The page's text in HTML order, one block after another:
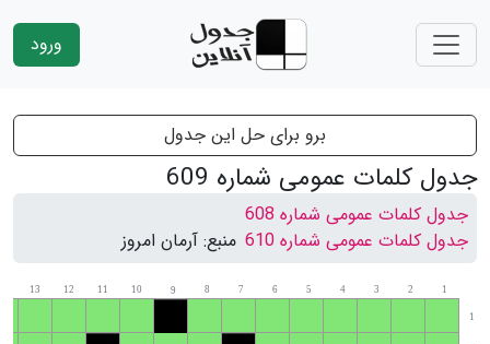
ورود
برو برای حل این جدول
جدول کلمات عمومی شماره 609
جدول کلمات عمومی شماره 608
جدول کلمات عمومی شماره 610
منبع: آرمان امروز
1
1
2
3
4
5
6
7
8
9
10
11
12
13